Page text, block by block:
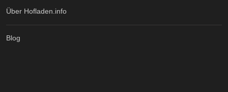
Über Hofladen.info
Blog